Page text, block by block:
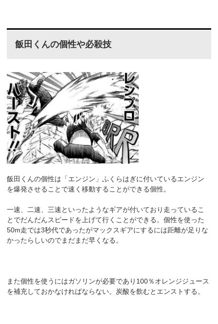
飯田くんの個性や必殺技
飯田くんの個性は「エンジン」ふくらはぎに付いているエンジン
を爆発させることで速く移動することができる個性。
一速、二速、三速といったようなギアが付いており走っているこ
とでだんだんスピードを上げて行くことができる。個性を使った
50m走では3秒代であったがマックスギアにするには距離が足りな
かったらしいのでまだまだ早くなる。
また個性を使うにはガソリンが必要であり100％オレンジジュース
を補充しておかなければならない。炭酸を飲むとエンストする。